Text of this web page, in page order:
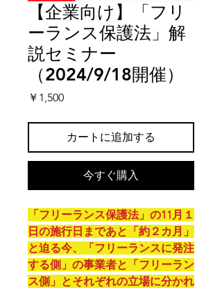
【企業向け】「フリ
ーランス保護法」解
説セミナー
（2024/9/18開催）
￥1,500価
カートに追加する
今すぐ購入
「フリーランス保護法」の11月１
日の施行日まであと「約２カ月」
と迫る今、「フリーランスに発注
する側」の事業者と「フリーラン
ス側」とそれぞれの立場に分かれ